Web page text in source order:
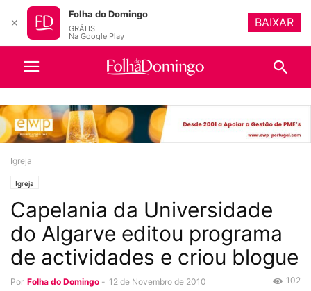
Igreja
Igreja
Capelania da Universidade
do Algarve editou programa
de actividades e criou blogue
Por Folha do Domingo - 12 de Novembro de 2010 102
✕
Folha do Domingo
GRÁTIS
Na Google Play
BAIXAR